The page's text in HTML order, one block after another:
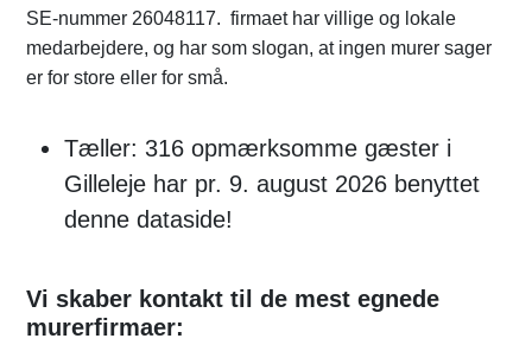
SE-nummer 26048117. firmaet har villige og lokale
medarbejdere, og har som slogan, at ingen murer sager
er for store eller for små.
Tæller: 316 opmærksomme gæster i
Gilleleje har pr. 9. august 2026 benyttet
denne dataside!
Vi skaber kontakt til de mest egnede
murerfirmaer: